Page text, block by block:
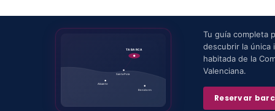
TABARCA
Santa Pola
Alicante
Benidorm
Tu guía completa
descubrir la única
habitada de la
Valenciana.
Reservar